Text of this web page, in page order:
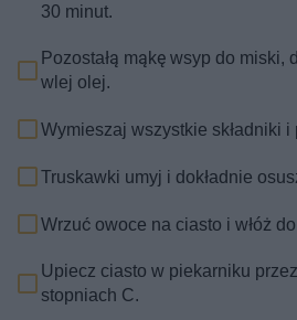
30 minut.
Pozostałą mąkę wsyp do miski,
wlej olej.
Wymieszaj wszystkie składniki i
Truskawki umyj i dokładnie
Wrzuć owoce na ciasto i włóż
Upiecz ciasto w piekarniku
stopniach C.